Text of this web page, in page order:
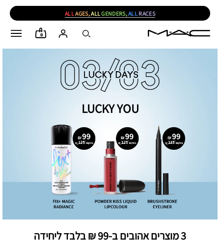
ALLAGES,ALLGENDERS,ALL RACES
0
LUCKY YOU
3 מוצרים אהובים ב-99 ₪ בלבד ליחידה